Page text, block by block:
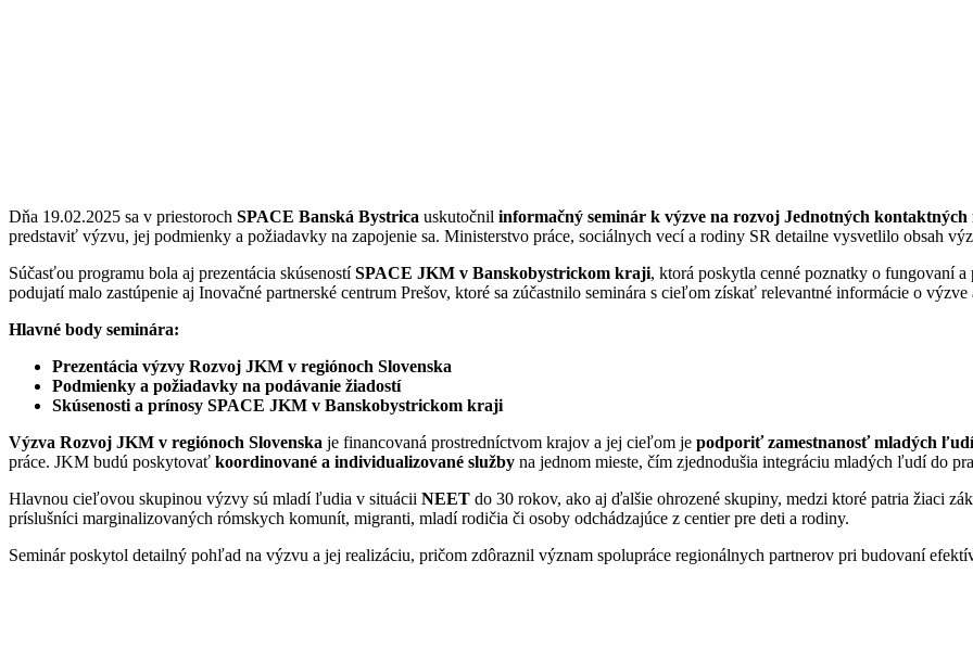
Dňa 19.02.2025 sa v priestoroch SPACE Banská Bystrica uskutočnil informačný seminár k výzve na rozvoj Jednotných kontaktných
predstaviť výzvu, jej podmienky a požiadavky na zapojenie sa. Ministerstvo práce, sociálnych vecí a rodiny SR detailne vysvetlilo obsah
Súčasťou programu bola aj prezentácia skúsenostíSPACE JKM v Banskobystrickom kraji, ktorá poskytla cenné poznatky o fungovaní
podujatí malo zastúpenie aj Inovačné partnerské centrum Prešov, ktoré sa zúčastnilo seminára s cieľom získať relevantné informácie o
Hlavné body seminára:
Prezentácia výzvy Rozvoj JKM v regiónoch Slovenska
Podmienky a požiadavky na podávanie žiadostí
Skúsenosti a prínosy SPACE JKM v Banskobystrickom kraji
Výzva Rozvoj JKM v regiónoch Slovenska je financovaná prostredníctvom krajov a jej cieľom je podporiť zamestnanosť mladých
práce. JKM budú poskytovať koordinované a individualizované služby na jednom mieste, čím zjednodušia integráciu mladých ľudí do
Hlavnou cieľovou skupinou výzvy sú mladí ľudia v situácii NEET do 30 rokov, ako aj ďalšie ohrozené skupiny, medzi ktoré patria žiaci
príslušníci marginalizovaných rómskych komunít, migranti, mladí rodičia či osoby odchádzajúce z centier pre deti a rodiny.
Seminár poskytol detailný pohľad na výzvu a jej realizáciu, pričom zdôraznil význam spolupráce regionálnych partnerov pri budovaní